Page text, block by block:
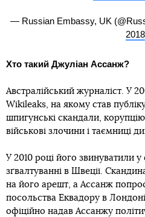
— Russian Embassy, UK
2018
Хто такий Джуліан Ассанж?
Австралійський журналіст. У
Wikileaks, на якому став
шпигунські скандали,
військові злочини і таємниці
У 2010 році його звинуватили
зґвалтуванні в Швеції.
на його арешт, а Ассанж
посольства Еквадору в
офіційно надав Ассанжу